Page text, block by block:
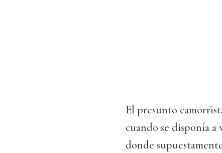
El presunto
cuando se disponía
donde